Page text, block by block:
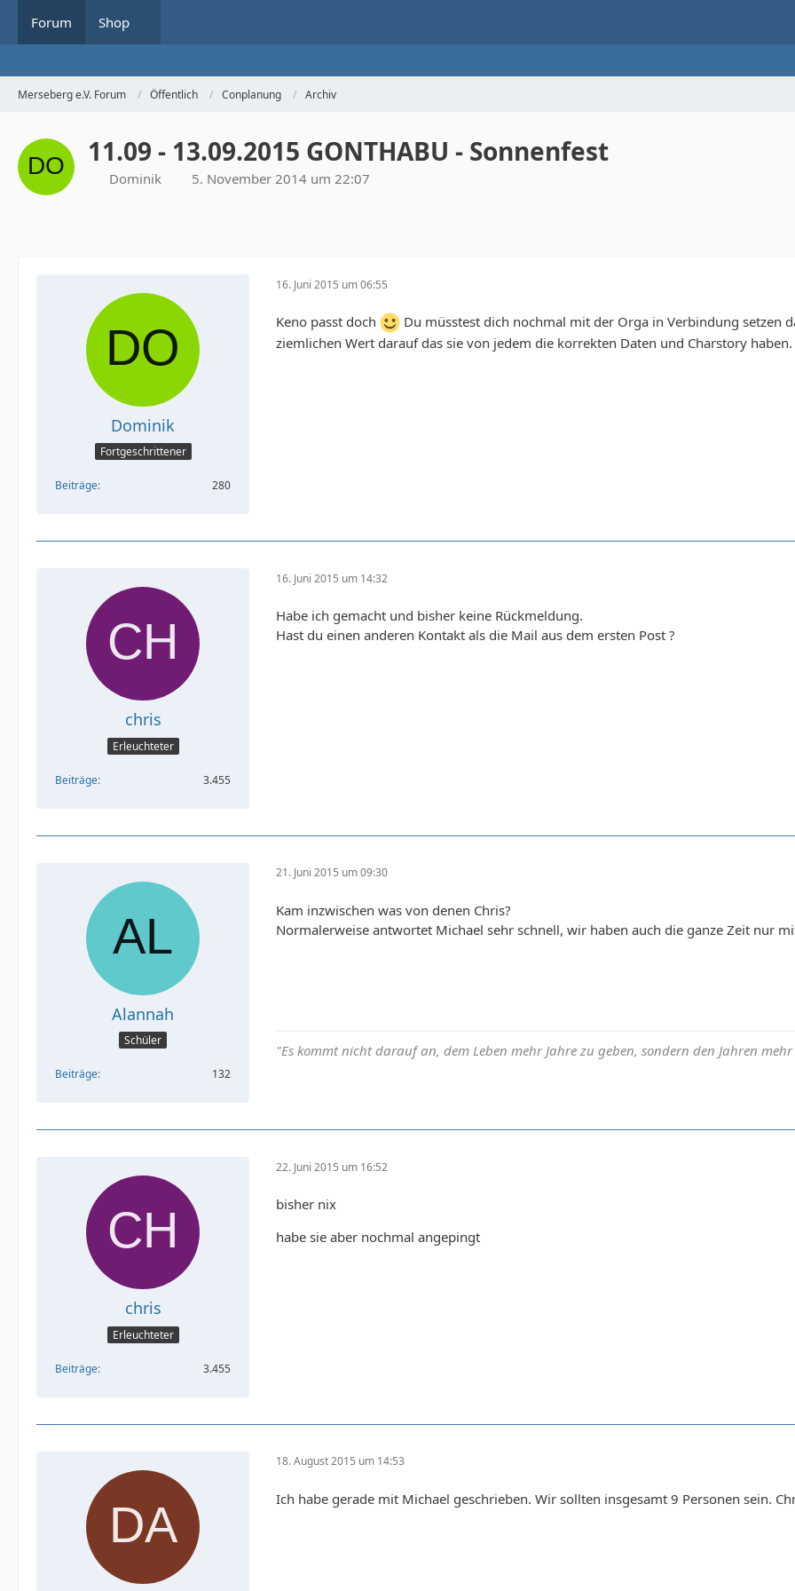
Forum Shop
Merseberg e.V. Forum Öffentlich Conplanung Archiv
11.09 - 13.09.2015 GONTHABU - Sonnenfest
Dominik 5. November 2014 um 22:07
Dominik
Fortgeschrittener
Beiträge 280
16. Juni 2015 um 06:55
Keno passt doch
Du müsstest dich nochmal mit der Orga in Verbindung setzen
ziemlichen Wert darauf das sie von jedem die korrekten Daten und Charstory haben.
chris
Erleuchteter
Beiträge 3.455
16. Juni 2015 um 14:32
Habe ich gemacht und bisher keine Rückmeldung.
Hast du einen anderen Kontakt als die Mail aus dem ersten Post ?
Alannah
Schüler
Beiträge 132
21. Juni 2015 um 09:30
Kam inzwischen was von denen Chris?
Normalerweise antwortet Michael sehr schnell, wir haben auch die ganze Zeit nur
"Es kommt nicht darauf an, dem Leben mehr Jahre zu geben, sondern den Jahren
chris
Erleuchteter
Beiträge 3.455
22. Juni 2015 um 16:52
bisher nix
habe sie aber nochmal angepingt
18. August 2015 um 14:53
Ich habe gerade mit Michael geschrieben. Wir sollten insgesamt 9 Personen sein.